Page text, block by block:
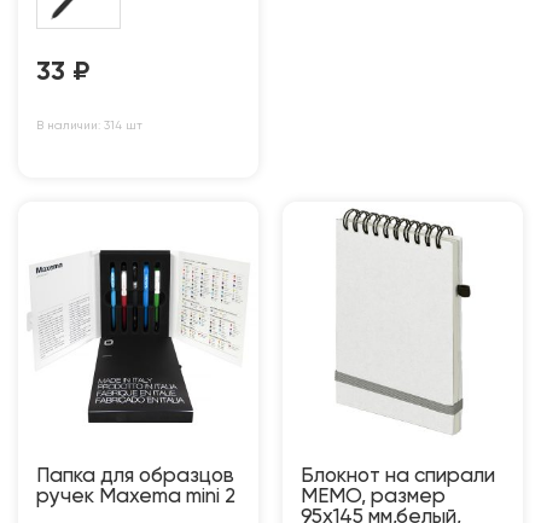
33 ₽
В наличии: 314 шт
Папка для образцов
ручек Maxema mini 2
Блокнот на спирали
MEMO, размер
95х145 мм,белый,